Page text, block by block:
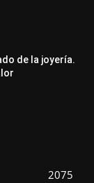
de la joyería.
2075